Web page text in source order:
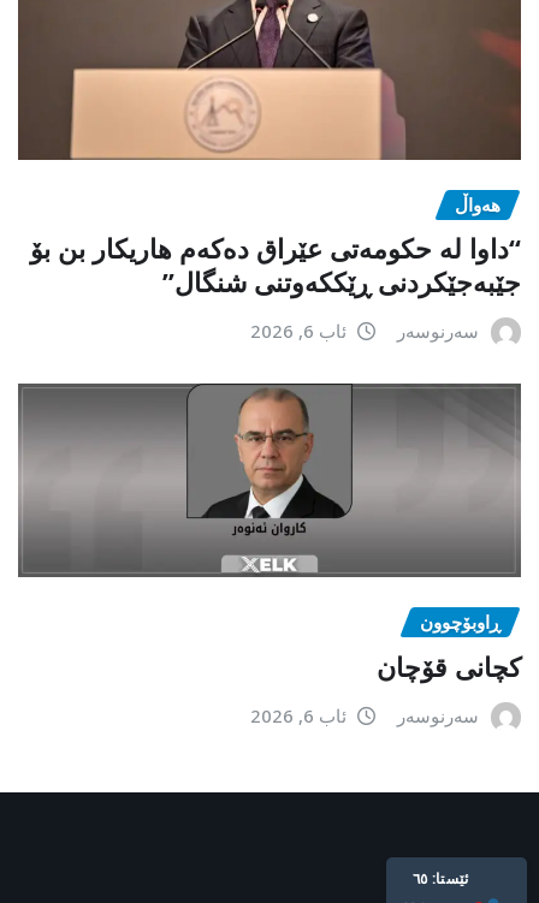
هەواڵ
“داوا لە حكومەتی عێراق دەكەم هاریكار بن بۆ
جێبەجێكردنی ڕێككەوتنی شنگال”
سەرنوسەر ئاب 6, 2026
ڕاوبۆچوون
کچانی قۆچان
سەرنوسەر ئاب 6, 2026
ئێستا: ٦٥